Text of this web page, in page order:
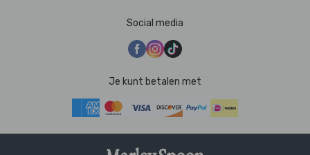
Social media
Je kunt betalen met